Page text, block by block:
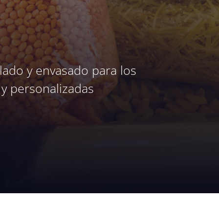
y envasado para los
personalizadas